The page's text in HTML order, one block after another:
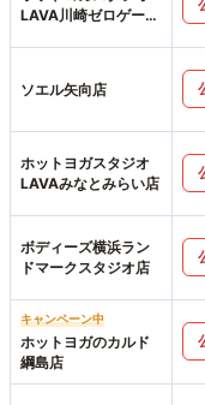
LAVA川崎ゼロゲート
ソエル矢向店
ホットヨガスタジオ
LAVAみなとみらい店
ボディーズ横浜ラン
ドマークスタジオ店
キャンペーン中
ホットヨガのカルド
綱島店